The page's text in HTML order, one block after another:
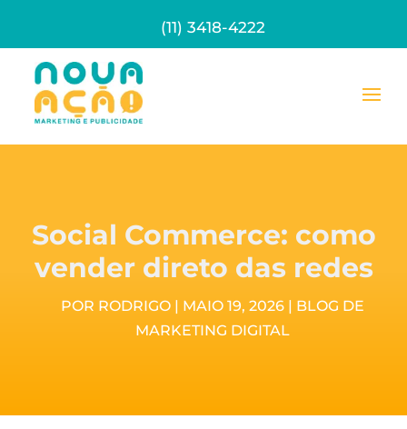
(11) 3418-4222
Social Commerce: como
vender direto das redes
POR RODRIGO | MAIO 19, 2026 | BLOG DE
MARKETING DIGITAL